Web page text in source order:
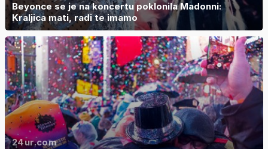
Beyonce se je na koncertu poklonila Madonni:
Kraljica mati, radi te imamo
24ur.com